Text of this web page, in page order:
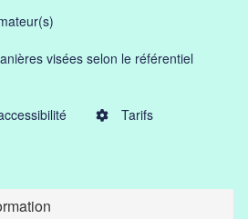
visées selon le référentiel
Tarifs